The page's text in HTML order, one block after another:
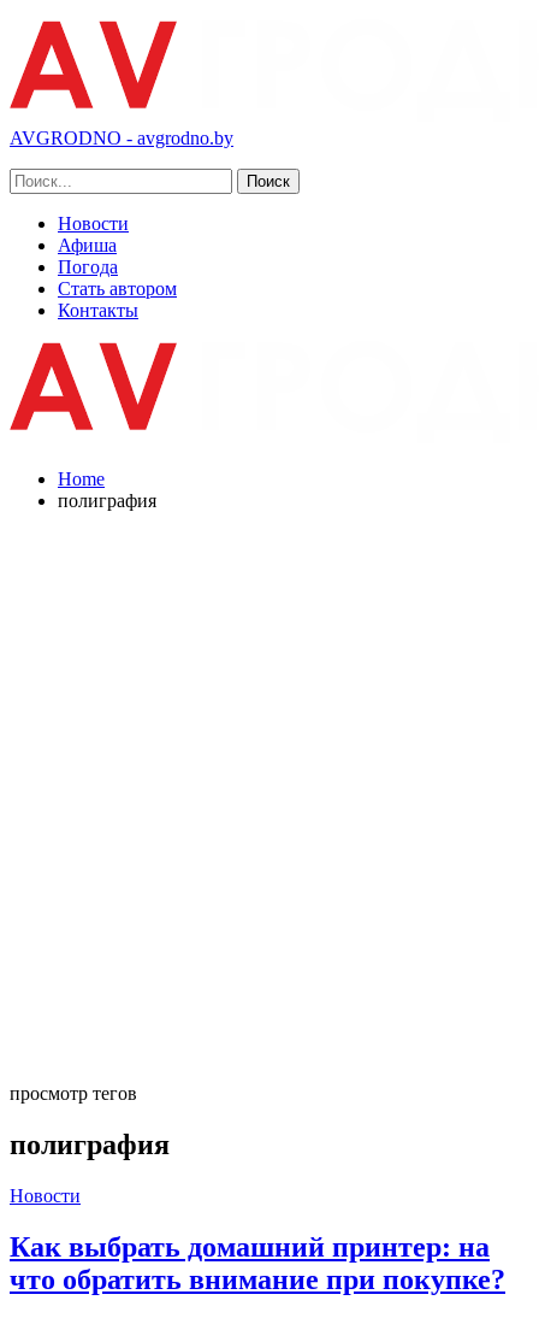
AVGRODNO - avgrodno.by
Новости
Афиша
Погода
Стать автором
Контакты
Home
полиграфия
просмотр тегов
полиграфия
Новости
Как выбрать домашний принтер: на
что обратить внимание при покупке?